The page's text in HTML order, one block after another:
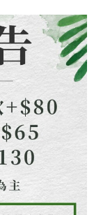
集、處理及利用，
更正。
userRule
「AFTEE先享後付
home
付」服務完成之交
關給付款項請求債
意方可使用
公司不負相關責
狀況，依本公司即
公司將視審查結果
惡意使用之情形，
查看運費